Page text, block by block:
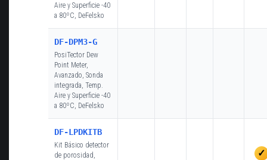
Aire y Superficie -40
a 80ºC, DeFelsko
DF-DPM3-G
PosiTector Dew
Point Meter,
Avanzado, Sonda
integrada, Temp.
Aire y Superficie -40
a 80ºC, DeFelsko
DF-LPDKITB
Kit Básico detector
de porosidad,
✓